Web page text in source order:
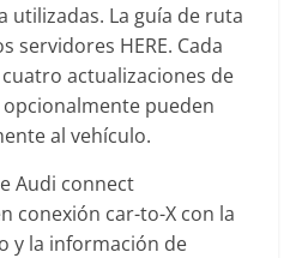
utilizadas. La guía de ruta
servidores HERE. Cada
actualizaciones de
pueden
al vehículo.
Audi connect
conexión car-to-X con la
y la información de